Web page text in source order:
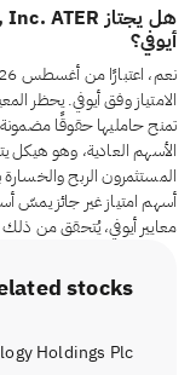
أيوفي؟
تمنح حامليها حقوقًا
الأسهم العادية، وهو هيكل
أسهم امتياز غير جائز يمسّ
معايير أيوفي، يُتحقق من
stocks
Holdings Plc